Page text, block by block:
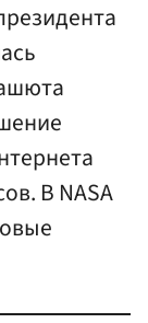
В NASA